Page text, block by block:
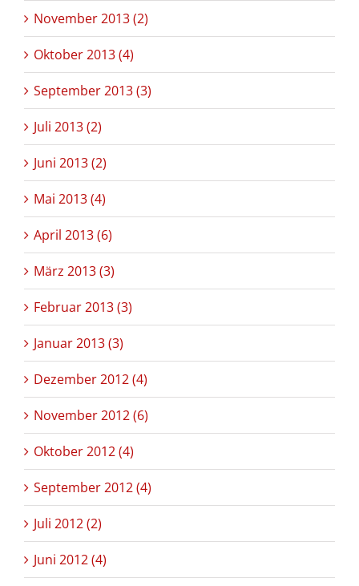
November 2013 (2)
Oktober 2013 (4)
September 2013 (3)
Juli 2013 (2)
Juni 2013 (2)
Mai 2013 (4)
April 2013 (6)
März 2013 (3)
Februar 2013 (3)
Januar 2013 (3)
Dezember 2012 (4)
November 2012 (6)
Oktober 2012 (4)
September 2012 (4)
Juli 2012 (2)
Juni 2012 (4)